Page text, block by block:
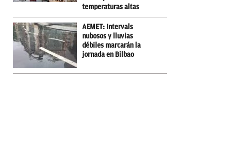
temperaturas altas
AEMET: Intervals
nubosos y lluvias
débiles marcarán la
jornada en Bilbao